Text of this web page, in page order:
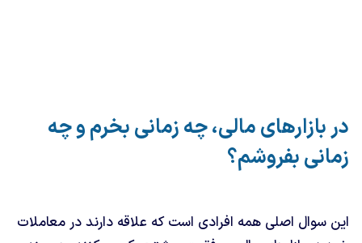
در بازارهای مالی، چه زمانی بخرم و چه
زمانی بفروشم؟
این سوال اصلی همه افرادی است که علاقه دارند در معاملات